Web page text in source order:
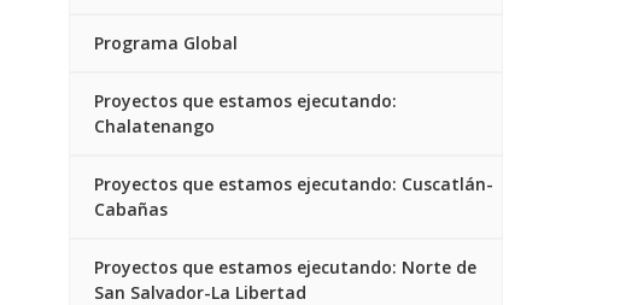
Programa Global
Proyectos que estamos ejecutando:
Chalatenango
Proyectos que estamos ejecutando: Cuscatlán-
Cabañas
Proyectos que estamos ejecutando: Norte de
San Salvador-La Libertad